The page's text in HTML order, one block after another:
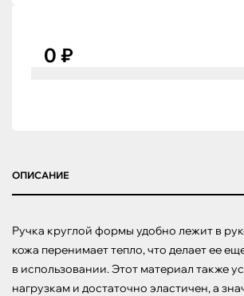
0 ₽
ОПИСАНИЕ
Ручка круглой формы удобно лежит в
кожа перенимает тепло, что делает ее
в использовании. Этот материал также
нагрузкам и достаточно эластичен, а